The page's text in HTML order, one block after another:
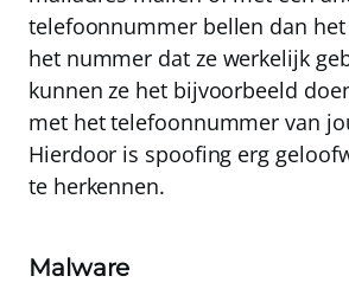
telefoonnummer bellen dan
het nummer dat ze werkelijk
kunnen ze het bijvoorbeeld
met het telefoonnummer van
Hierdoor is spoofing erg
te herkennen.
Malware